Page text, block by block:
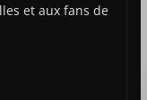
et aux fans de